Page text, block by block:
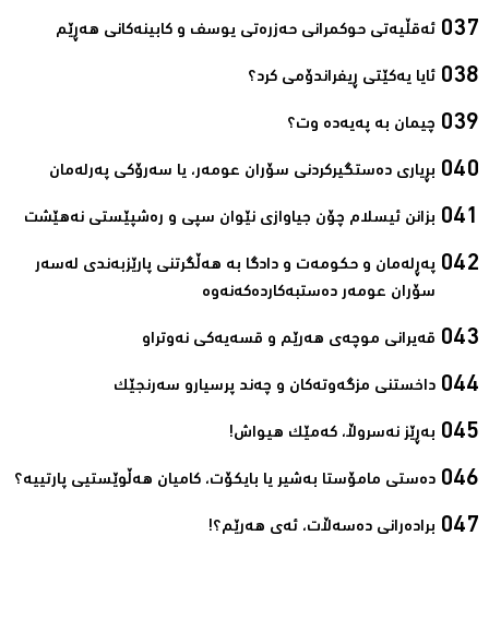
ئەقڵیەتی حوکمرانی حەزرەتی یوسف و کابینەکانی ھەڕێم‌
ئایا یەكێتی ڕیفراندۆمی كرد؟‌
چیمان به‌ پەیەدە وت؟‌
بڕیاری دەستگیرکردنی سۆران عومەر، یا سەرۆکی پەرلەمان‌
بزانن ئیسلام چۆن جیاوازی نێوان سپی و رەشپێستی نەھێشت‌
پەڕلەمان و حکومەت و دادگا بە ھەڵگرتنی پارێزبەندی لەسەر
سۆران عومەر دەستبەکاردەکەنەوە‌
قەیرانی موچەی ھەرێم و قسەیەکی نەوتراو‌
داخستنی مزگەوتەکان و چەند پرسیارو سەرنجێک‌
بەڕێز نەسروڵا، کەمێك ھیواش!‌
ده‌ستی مامۆستا به‌شیر یا بایكۆت، كامیان هه‌ڵوێستیی پارتییه‌؟‌
برادەرانی دەسەڵات، ئەی ھەرێم؟!‌